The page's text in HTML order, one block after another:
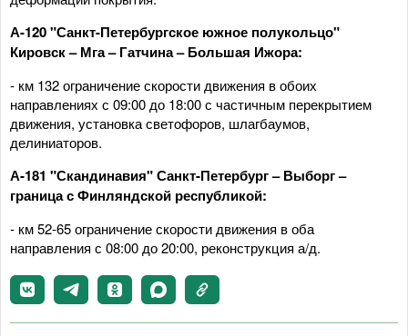
А-120 "Санкт-Петербургское южное полукольцо"
Кировск – Мга – Гатчина – Большая Ижора:
- км 132 ограничение скорости движения в обоих
направлениях с 09:00 до 18:00 с частичным перекрытием
движения, установка светофоров, шлагбаумов,
делиниаторов.
А-181 "Скандинавия" Санкт-Петербург – Выборг –
граница с Финляндской республикой:
- км 52-65 ограничение скорости движения в оба
направления с 08:00 до 20:00, реконструкция а/д.